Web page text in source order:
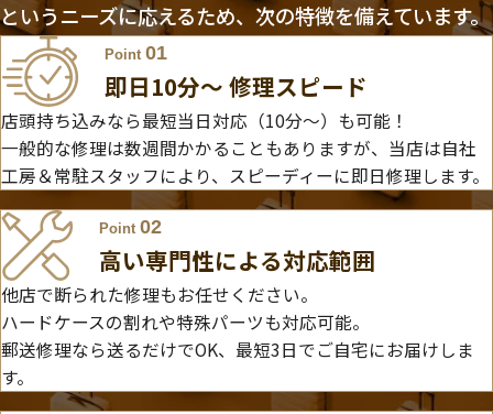
というニーズに応えるため、次の特徴を備えています。
Point 01
即日10分〜 修理スピード
店頭持ち込みなら最短当日対応（10分～）も可能！
一般的な修理は数週間かかることもありますが、当店は自社
工房＆常駐スタッフにより、スピーディーに即日修理します。
Point02
高い専門性による対応範囲
他店で断られた修理もお任せください。
ハードケースの割れや特殊パーツも対応可能。
郵送修理なら送るだけでOK、最短3日でご自宅にお届けしま
す。